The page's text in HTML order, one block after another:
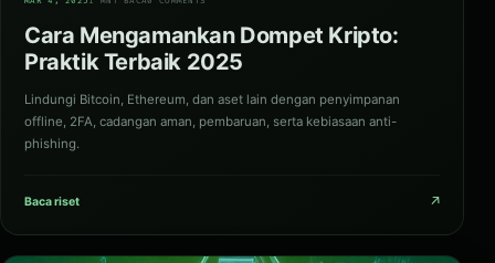
Cara Mengamankan Dompet Kripto:
Praktik Terbaik 2025
Lindungi Bitcoin, Ethereum, dan aset lain dengan penyimpanan
offline, 2FA, cadangan aman, pembaruan, serta kebiasaan anti-
phishing.
Baca riset ↗